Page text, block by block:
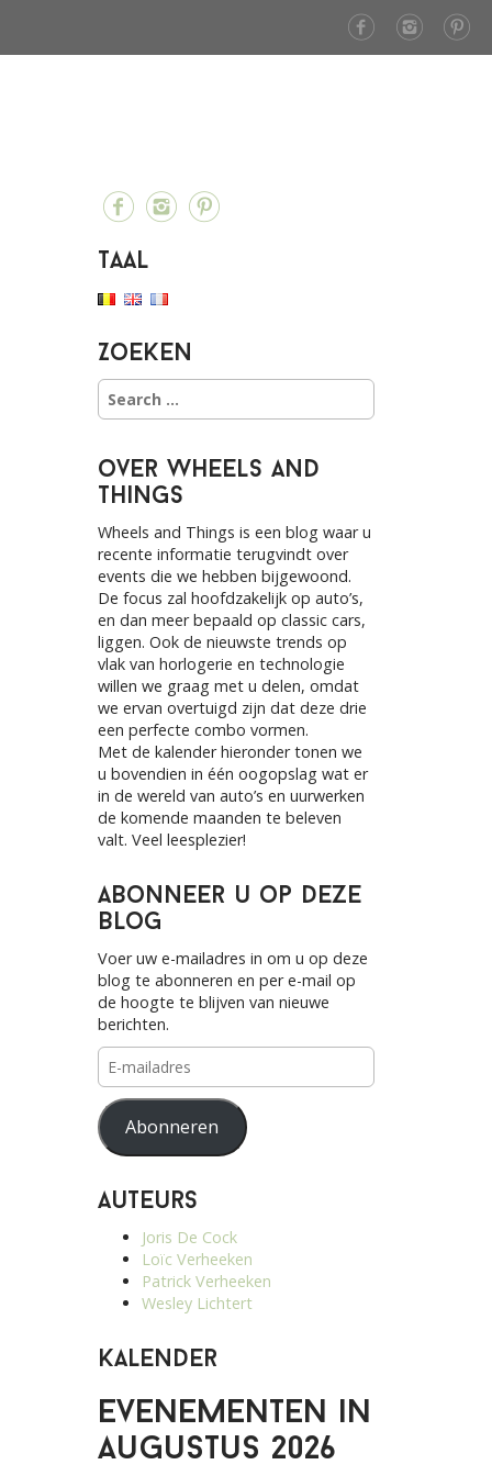
Taal
Zoeken
S
e
c
h
o
r
:
over Wheels and
Things
Wheels and Things is een blog waar u
recente informatie terugvindt over
events die we hebben bijgewoond.
De focus zal hoofdzakelijk op auto’s,
en dan meer bepaald op classic cars,
liggen. Ook de nieuwste trends op
vlak van horlogerie en technologie
willen we graag met u delen, omdat
we ervan overtuigd zijn dat deze drie
een perfecte combo vormen.
Met de kalender hieronder tonen we
u bovendien in één oogopslag wat er
in de wereld van auto’s en uurwerken
de komende maanden te beleven
valt. Veel leesplezier!
Abonneer u op deze
blog
Voer uw e-mailadres in om u op deze
blog te abonneren en per e-mail op
de hoogte te blijven van nieuwe
berichten.
E-
mailadres
Abonneren
Auteurs
Joris De Cock
Loïc Verheeken
Patrick Verheeken
Wesley Lichtert
Kalender
Evenementen in
augustus 2026